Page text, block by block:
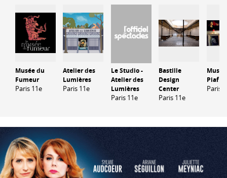
Musée du
Fumeur
Paris 11e
Atelier des
Lumières
Paris 11e
Le Studio -
Atelier des
Lumières
Paris 11e
Bastille
Design
Center
Paris 11e
Piaf
Paris